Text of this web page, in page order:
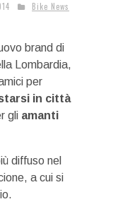
Bike News
brand di
Lombardia,
per
in città
gli amanti
diffuso nel
a cui si